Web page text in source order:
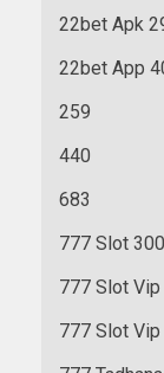
22bet Apk
22bet App
259
440
683
777 Slot 300
777 Slot
777 Slot